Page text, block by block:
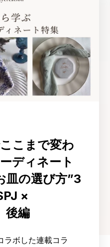
こまで変わ
ディネート
皿の選び方”3
×
後編
ボした連載コラ